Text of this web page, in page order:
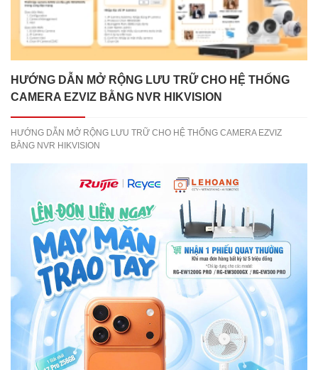
HƯỚNG DẪN MỞ RỘNG LƯU TRỮ CHO HỆ THỐNG
CAMERA EZVIZ BẰNG NVR HIKVISION
BẰNG NVR HIKVISION